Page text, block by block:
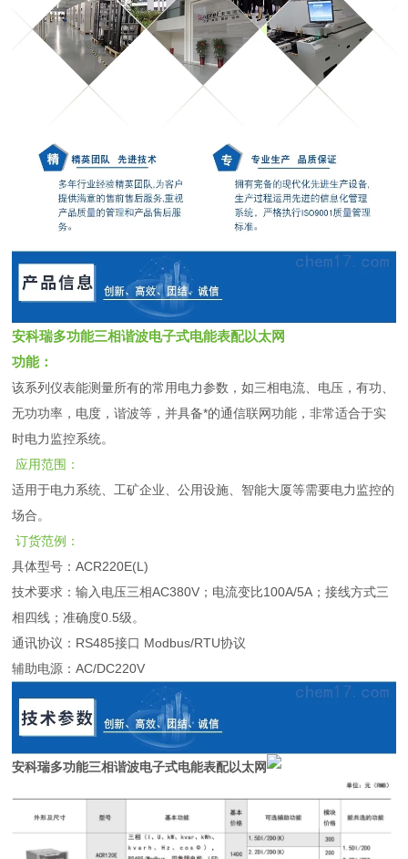
安科瑞多功能三相谐波电子式电能表配以太网
功能：
该系列仪表能测量所有的常用电力参数，如三相电流、电压，有功、
无功功率，电度，谐波等，并具备*的通信联网功能，非常适合于实
时电力监控系统。
应用范围：
适用于电力系统、工矿企业、公用设施、智能大厦等需要电力监控的
场合。
订货范例：
具体型号：ACR220E(L)
技术要求：输入电压三相AC380V；电流变比100A/5A；接线方式三
相四线；准确度0.5级。
通讯协议：RS485接口 Modbus/RTU协议
辅助电源：AC/DC220V
安科瑞多功能三相谐波电子式电能表配以太网